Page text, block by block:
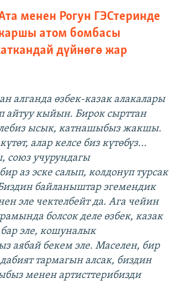
менен Рогун ГЭСтеринде
атом бомбасы
дүйнөгө жар
алганда өзбек-казак алакалары
айтуу кыйын. Бирок сырттан
ысык, катнашыбыз жакшы.
алар келсе биз күтөбүз...
союз учурундагы
аз эске салып, колдонуп турсак
байланыштар эгемендик
эле чектелбейт да. Ага чейин
болсок деле өзбек, казак
эле, кошуналык
аябай бекем эле. Маселен, бир
тармагын алсак, биздин
менен артисттерибизди